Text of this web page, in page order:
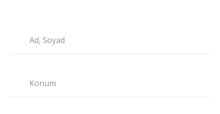
Ad, Soyad
Konum